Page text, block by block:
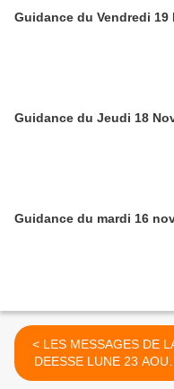
Guidance du Vendredi 19
Guidance du Jeudi 18
Guidance du mardi 16
< LES MESSAGES DE LA
DEESSE LUNE 23 AOUT
2020